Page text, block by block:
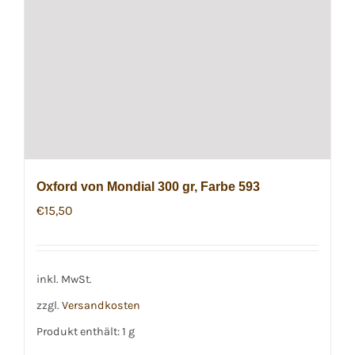
Oxford von Mondial 300 gr, Farbe 593
€15,50
inkl. MwSt.
zzgl. Versandkosten
Produkt enthält: 1 g